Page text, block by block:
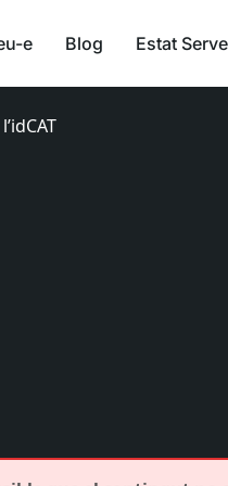
e Blog Estat